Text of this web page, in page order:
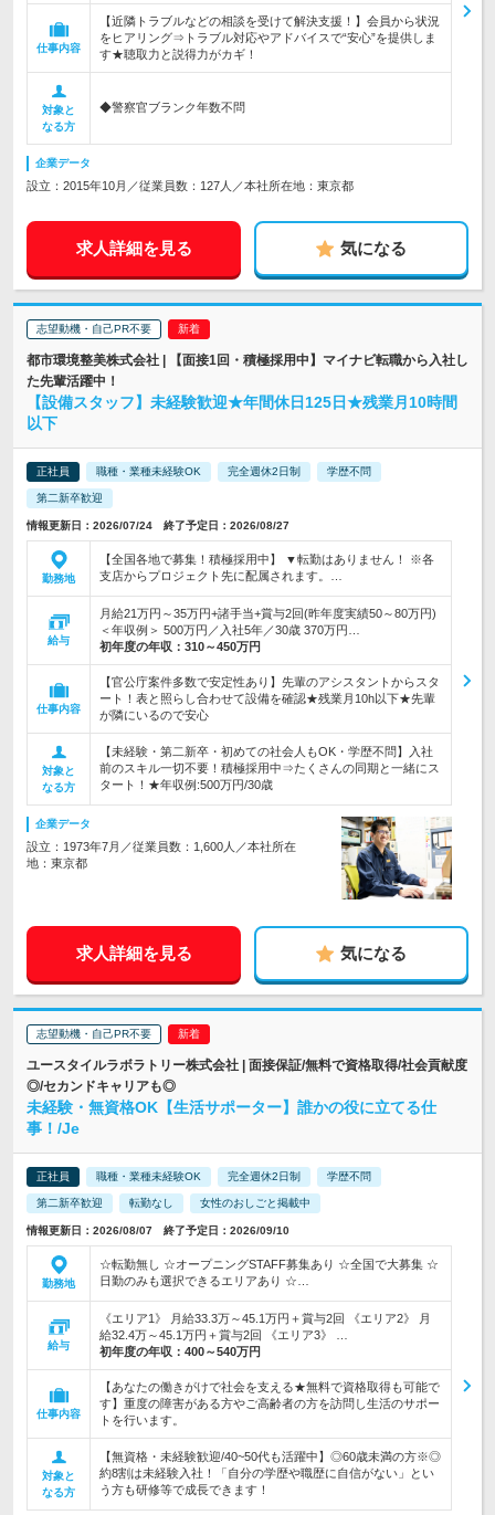
仕事内容
【近隣トラブルなどの相談を受けて解決支援！】会員から状況
をヒアリング⇒トラブル対応やアドバイスで“安心”を提供しま
す★聴取力と説得力がカギ！
対象と
なる方
◆警察官ブランク年数不問
企業データ
設立：2015年10月／従業員数：127人／本社所在地：東京都
求人詳細を見る 気になる
志望動機・自己PR不要
都市環境整美株式会社 | 【面接1回・積極採用中】マイナビ転職から入社し
た先輩活躍中！
【設備スタッフ】未経験歓迎★年間休日125日★残業月10時間
以下
正社員 職種・業種未経験OK 完全週休2日制 学歴不問
第二新卒歓迎
情報更新日：2026/07/24 終了予定日：2026/08/27
勤務地
【全国各地で募集！積極採用中】 ▼転勤はありません！ ※各
支店からプロジェクト先に配属されます。…
給与
月給21万円～35万円+諸手当+賞与2回(昨年度実績50～80万円)
＜年収例＞ 500万円／入社5年／30歳 370万円…
初年度の年収： 310～450万円
仕事内容
【官公庁案件多数で安定性あり】先輩のアシスタントからスタ
ート！表と照らし合わせて設備を確認★残業月10h以下★先輩
が隣にいるので安心
対象と
なる方
【未経験・第二新卒・初めての社会人もOK・学歴不問】入社
前のスキル一切不要！積極採用中⇒たくさんの同期と一緒にス
タート！★年収例:500万円/30歳
企業データ
設立：1973年7月／従業員数：1,600人／本社所在
地：東京都
求人詳細を見る 気になる
志望動機・自己PR不要
ユースタイルラボラトリー株式会社 | 面接保証/無料で資格取得/社会貢献度
◎/セカンドキャリアも◎
未経験・無資格OK【生活サポーター】誰かの役に立てる仕
事！/Je
正社員 職種・業種未経験OK 完全週休2日制 学歴不問
第二新卒歓迎 転勤なし 女性のおしごと掲載中
情報更新日：2026/08/07 終了予定日：2026/09/10
勤務地
☆転勤無し ☆オープニングSTAFF募集あり ☆全国で大募集 ☆
日勤のみも選択できるエリアあり ☆…
給与
《エリア1》 月給33.3万～45.1万円＋賞与2回 《エリア2》 月
給32.4万～45.1万円＋賞与2回 《エリア3》 …
初年度の年収： 400～540万円
仕事内容
【あなたの働きがけで社会を支える★無料で資格取得も可能で
す】重度の障害がある方やご高齢者の方を訪問し生活のサポー
トを行います。
対象と
なる方
【無資格・未経験歓迎/40~50代も活躍中】◎60歳未満の方※◎
約8割は未経験入社！「自分の学歴や職歴に自信がない」とい
う方も研修等で成長できます！